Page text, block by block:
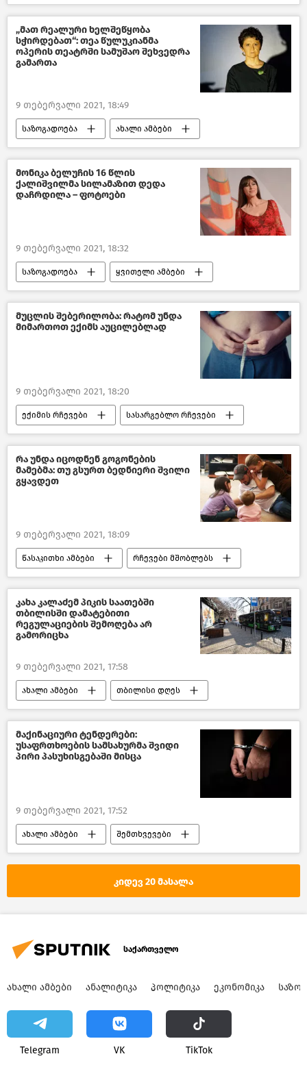
მიმოხილვები ეკონომიკა
საქართველო
„მათ რეალური ხელშეწყობა
სჭირდებათ“: თეა წულუკიანმა
ოპერის თეატრში სამუშაო შეხვედრა
გამართა
9 თებერვალი 2021, 18:49
საზოგადოება ახალი ამბები
პოლიტიკა საქართველო
კულტურა საქართველოში
მონიკა ბელუჩის 16 წლის
ქალიშვილმა სილამაზით დედა
დაჩრდილა – ფოტოები
9 თებერვალი 2021, 18:32
საზოგადოება ყვითელი ამბები
საქართველო
მუცლის შებერილობა: რატომ უნდა
მიმართოთ ექიმს აუცილებლად
9 თებერვალი 2021, 18:20
ექიმის რჩევები სასარგებლო რჩევები
წასაკითხი ამბები ახალი ამბები
რა უნდა იცოდნენ გოგონების
მამებმა: თუ გსურთ ბედნიერი შვილი
გყავდეთ
9 თებერვალი 2021, 18:09
წასაკითხი ამბები რჩევები მშობლებს
კახა კალაძემ პიკის საათებში
თბილისში დამატებითი
რეგულაციების შემოღება არ
გამორიცხა
9 თებერვალი 2021, 17:58
ახალი ამბები თბილისი დღეს
საქართველო
მაქინაციური ტენდერები:
უსაფრთხოების სამსახურმა შვიდი
პირი პასუხისგებაში მისცა
9 თებერვალი 2021, 17:52
ახალი ამბები შემთხვევები
საქართველო
კიდევ 20 მასალა
საქართველო
ᲐᲮᲐᲚᲘ ᲐᲛᲑᲔᲑᲘ ᲐᲜᲐᲚᲘᲢᲘᲙᲐ ᲞᲝᲚᲘᲢᲘᲙᲐ ᲔᲙᲝᲜᲝᲛᲘᲙᲐ
Telegram VK ТikТоk